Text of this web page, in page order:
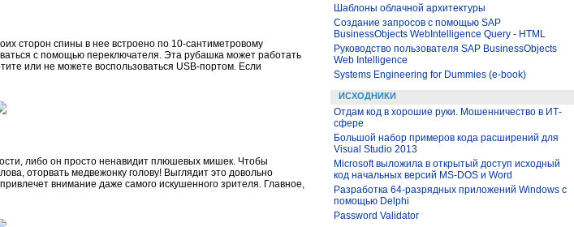
сторон спины в нее встроено по 10-сантиметровому
с помощью переключателя. Эта рубашка может работать
или не можете воспользоваться USB-портом. Если
либо он просто ненавидит плюшевых мишек. Чтобы
оторвать медвежонку голову! Выглядит это довольно
внимание даже самого искушенного зрителя. Главное,
Шаблоны облачной архитектуры
Создание запросов с помощью SAP
BusinessObjects WebIntelligence Query - HTML
Руководство пользователя SAP BusinessObjects
Web Intelligence
Systems Engineering for Dummies (e-book)
ИСХОДНИКИ
Отдам код в хорошие руки. Мошенничество в ИТ-
сфере
Большой набор примеров кода расширений для
Visual Studio 2013
Microsoft выложила в открытый доступ исходный
код начальных версий MS-DOS и Word
Разработка 64-разрядных приложений Windows с
помощью Delphi
Password Validator